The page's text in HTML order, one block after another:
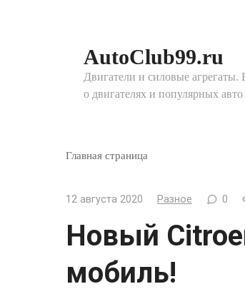
AutoClub99.ru
Двигатели и силовые агрегаты.
о двигателях и популярных авто
Главная страница
12 августа 2020 Разное 0
Новый
мобиль!